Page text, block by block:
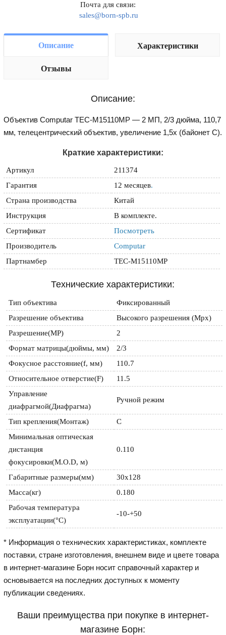
Почта для связи:
sales@born-spb.ru
Описание Характеристики
Отзывы
Описание:
Объектив Computar TEC-M15110MP — 2 МП, 2/3 дюйма, 110,7
мм, телецентрический объектив, увеличение 1,5x (байонет C).
Краткие характеристики:
Артикул
211374
Гарантия
12 месяцев.
Страна производства
Китай
Инструкция
В комплекте.
Сертификат
Посмотреть
Производитель
Computar
Партнамбер
TEC-M15110MP
Технические характеристики:
Тип объектива
Фиксированный
Разрешение объектива
Высокого разрешения (Mpx)
Разрешение(MP)
2
Формат матрицы(дюймы, мм)
2/3
Фокусное расстояние(f, мм)
110.7
Относительное отверстие(F)
11.5
Управление
диафрагмой(Диафрагма)
Ручной режим
Тип крепления(Монтаж)
С
Минимальная оптическая
дистанция
0.110
Габаритные размеры(мм)
30х128
Масса(кг)
0.180
Рабочая температура
эксплуатации(°C)
-10-+50
* Информация о технических характеристиках, комплекте
поставки, стране изготовления, внешнем виде и цвете товара
в интернет-магазине Борн носит справочный характер и
основывается на последних доступных к моменту
публикации сведениях.
Ваши преимущества при покупке в интернет-
магазине Борн: